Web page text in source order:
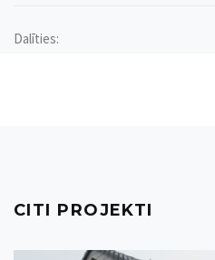
Dalīties:
CITI PROJEKTI